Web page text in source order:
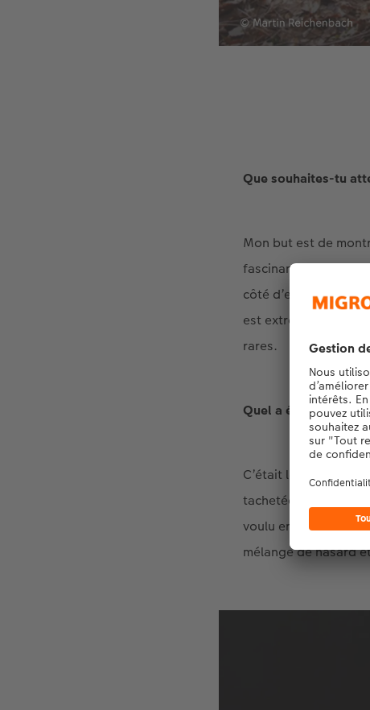
Que souhaites-tu
Mon but est de
fascinants, même si
côté d’eux, car ils
est extrêmement
rares.
Quel a été ton plus
C’était lorsque j’ai
tachetées dans la
voulu en
mélange de hasard